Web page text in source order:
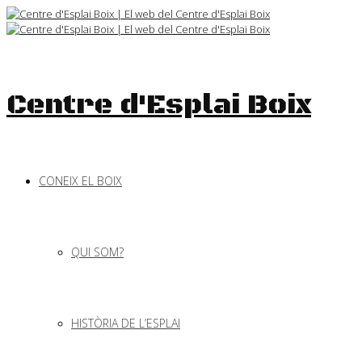
Skip
to
Centre d'Esplai Boix
CONEIX EL BOIX
QUI SOM?
HISTÒRIA DE L’ESPLAI